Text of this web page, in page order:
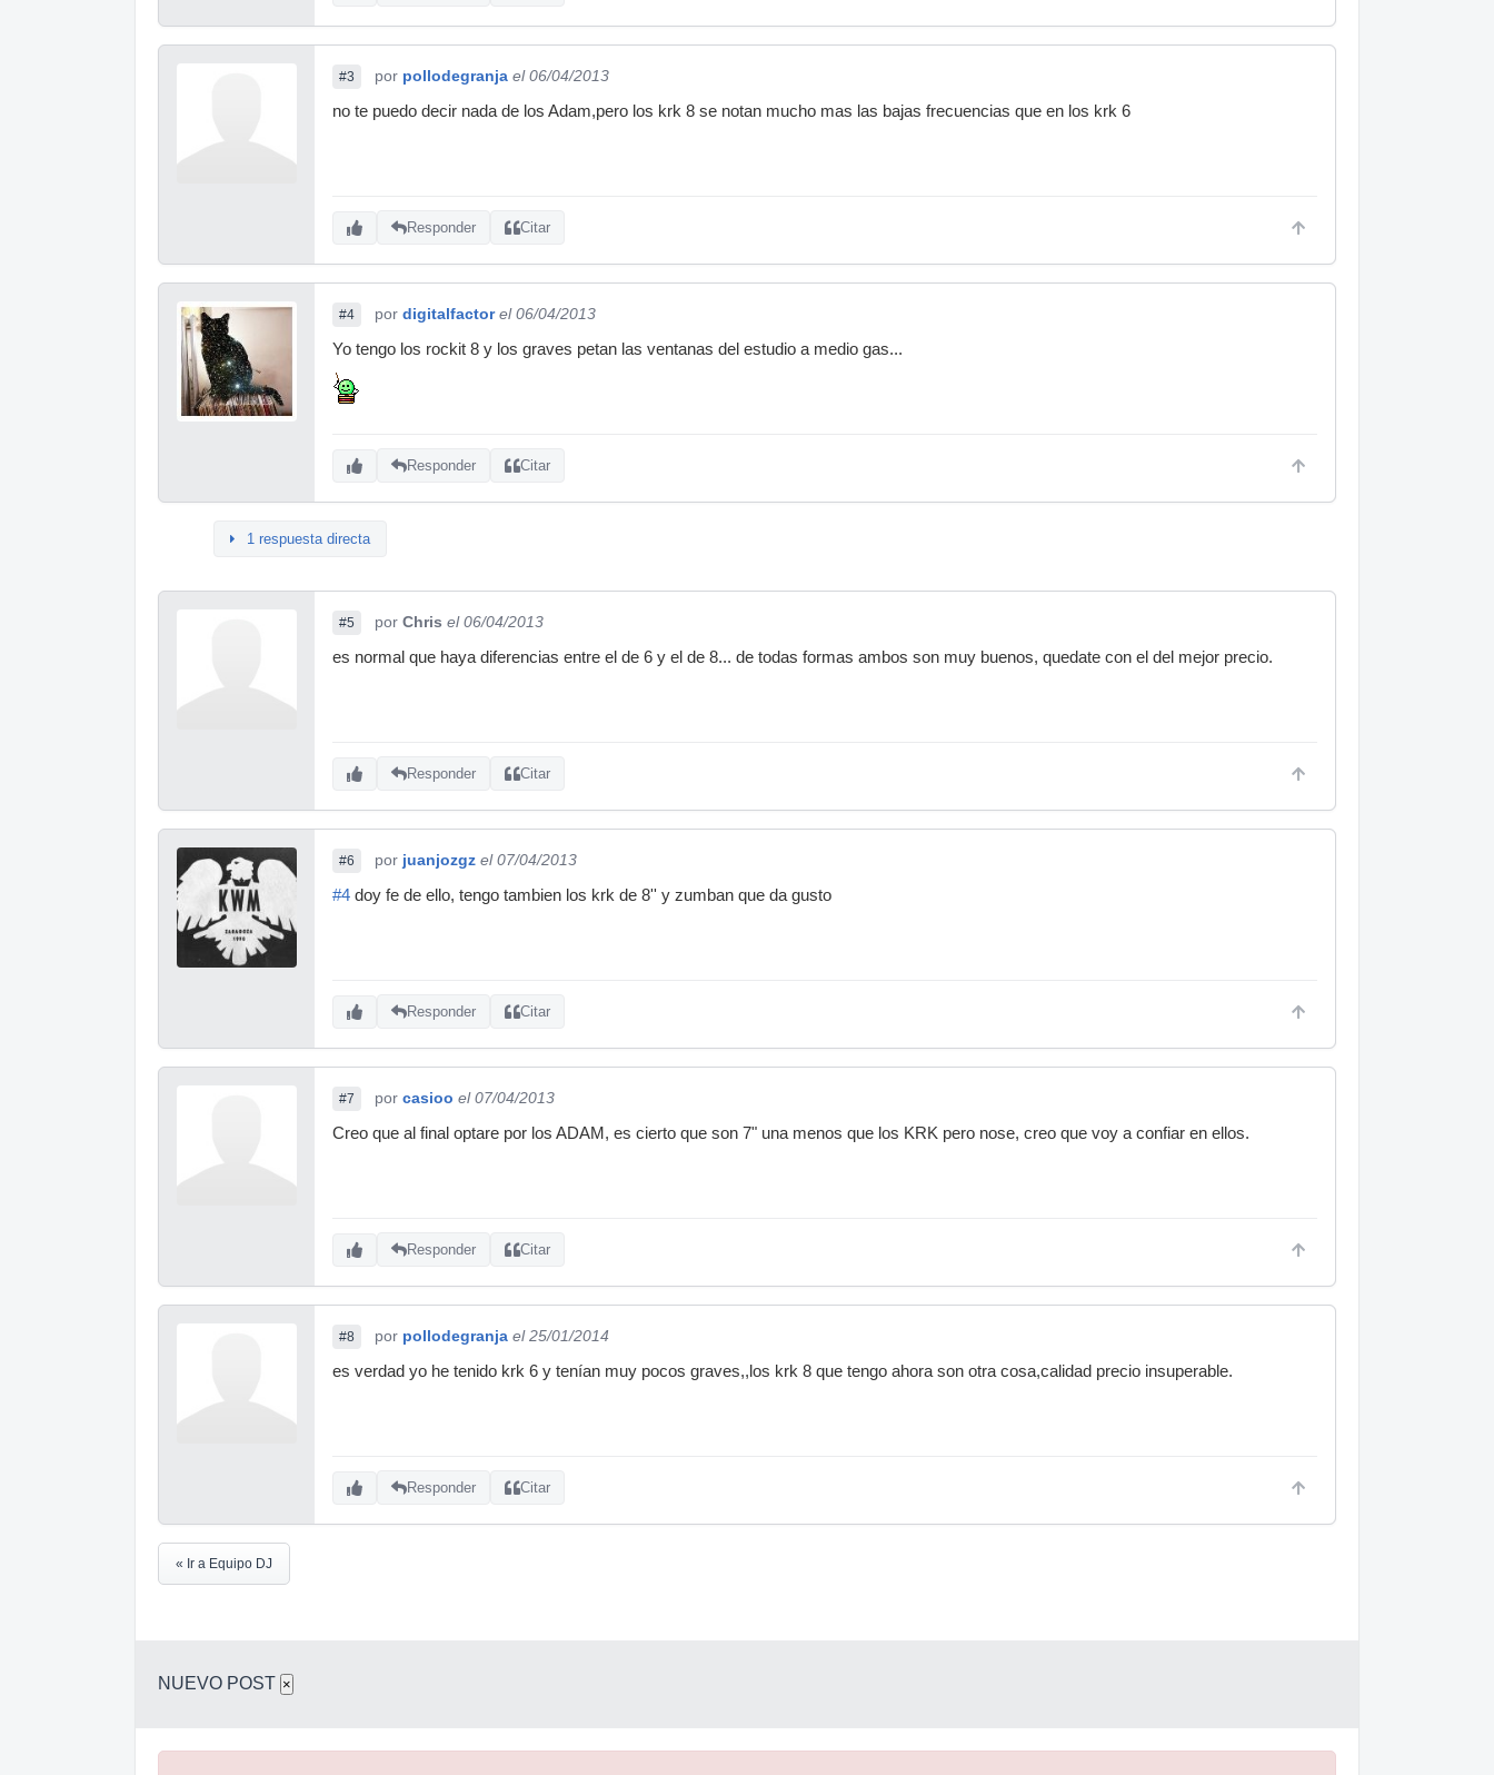
#3 por pollodegranja el 06/04/2013
no te puedo decir nada de los Adam,pero los krk 8 se notan mucho mas las bajas frecuencias que en los krk 6
Responder Citar
#4 por digitalfactor el 06/04/2013
Yo tengo los rockit 8 y los graves petan las ventanas del estudio a medio gas...
Responder Citar
1 respuesta directa
#5 por Chris el 06/04/2013
es normal que haya diferencias entre el de 6 y el de 8... de todas formas ambos son muy buenos, quedate con el del mejor precio.
Responder Citar
#6 por juanjozgz el 07/04/2013
#4 doy fe de ello, tengo tambien los krk de 8'' y zumban que da gusto
Responder Citar
#7 por casioo el 07/04/2013
Creo que al final optare por los ADAM, es cierto que son 7" una menos que los KRK pero nose, creo que voy a confiar en ellos.
Responder Citar
#8 por pollodegranja el 25/01/2014
es verdad yo he tenido krk 6 y tenían muy pocos graves,,los krk 8 que tengo ahora son otra cosa,calidad precio insuperable.
Responder Citar
« Ir a Equipo DJ
NUEVO POST ×